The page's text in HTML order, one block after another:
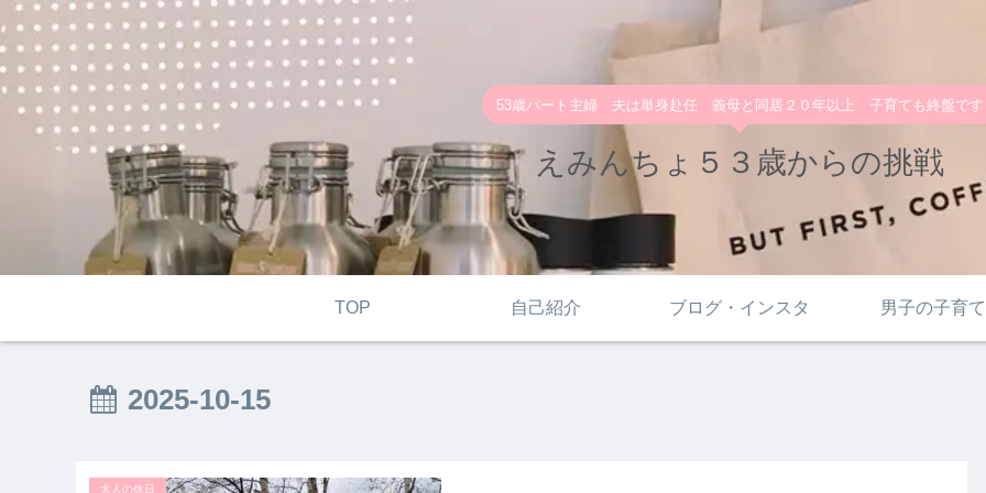
53歳パート主婦 夫は単身赴任 義母と同居２０年以上 子育ても終盤です
えみんちょ５３歳からの挑戦
TOP 自己紹介 ブログ・インスタ 男子の子育て
2025-10-15
大人の休日